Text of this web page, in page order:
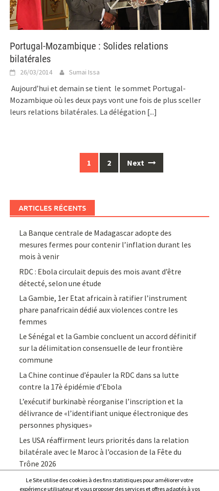
Portugal-Mozambique : Solides relations
bilatérales
26/03/2014 Sumai Issa
Aujourd’hui et demain se tient le sommet Portugal-
Mozambique où les deux pays vont une fois de plus sceller
leurs relations bilatérales. La délégation [...]
1 2 Next
ARTICLES RÉCENTS
La Banque centrale de Madagascar adopte des
mesures fermes pour contenir l’inflation durant les
mois à venir
RDC : Ebola circulait depuis des mois avant d’être
détecté, selon une étude
La Gambie, 1er Etat africain à ratifier l’instrument
phare panafricain dédié aux violences contre les
femmes
Le Sénégal et la Gambie concluent un accord définitif
sur la délimitation consensuelle de leur frontière
commune
La Chine continue d’épauler la RDC dans sa lutte
contre la 17è épidémie d’Ebola
L’exécutif burkinabè réorganise l’inscription et la
délivrance de «l’identifiant unique électronique des
personnes physiques»
Les USA réaffirment leurs priorités dans la relation
bilatérale avec le Maroc à l’occasion de la Fête du
Trône 2026
Le Site utilise des cookies à des fins statistiques pour améliorer votre
expérience utilisateur et vous proposer des services et offres adaptés à vos